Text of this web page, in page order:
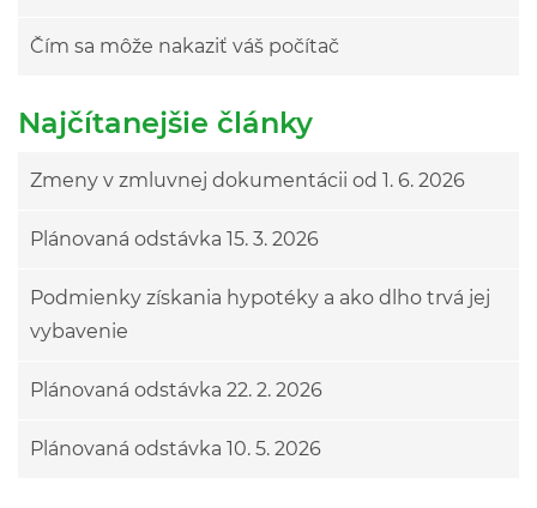
Čím sa môže nakaziť váš počítač
Najčítanejšie články
Zmeny v zmluvnej dokumentácii od 1. 6. 2026
Plánovaná odstávka 15. 3. 2026
Podmienky získania hypotéky a ako dlho trvá jej
vybavenie
Plánovaná odstávka 22. 2. 2026
Plánovaná odstávka 10. 5. 2026